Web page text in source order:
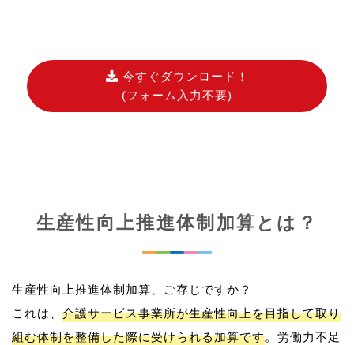
今すぐダウンロード！
(フォーム入力不要)
生産性向上推進体制加算とは？
生産性向上推進体制加算、ご存じですか？
これは、 介護サービス事業所が生産性向上を目指して取り
組む体制を整備した際に受けられる加算です。労働力不足